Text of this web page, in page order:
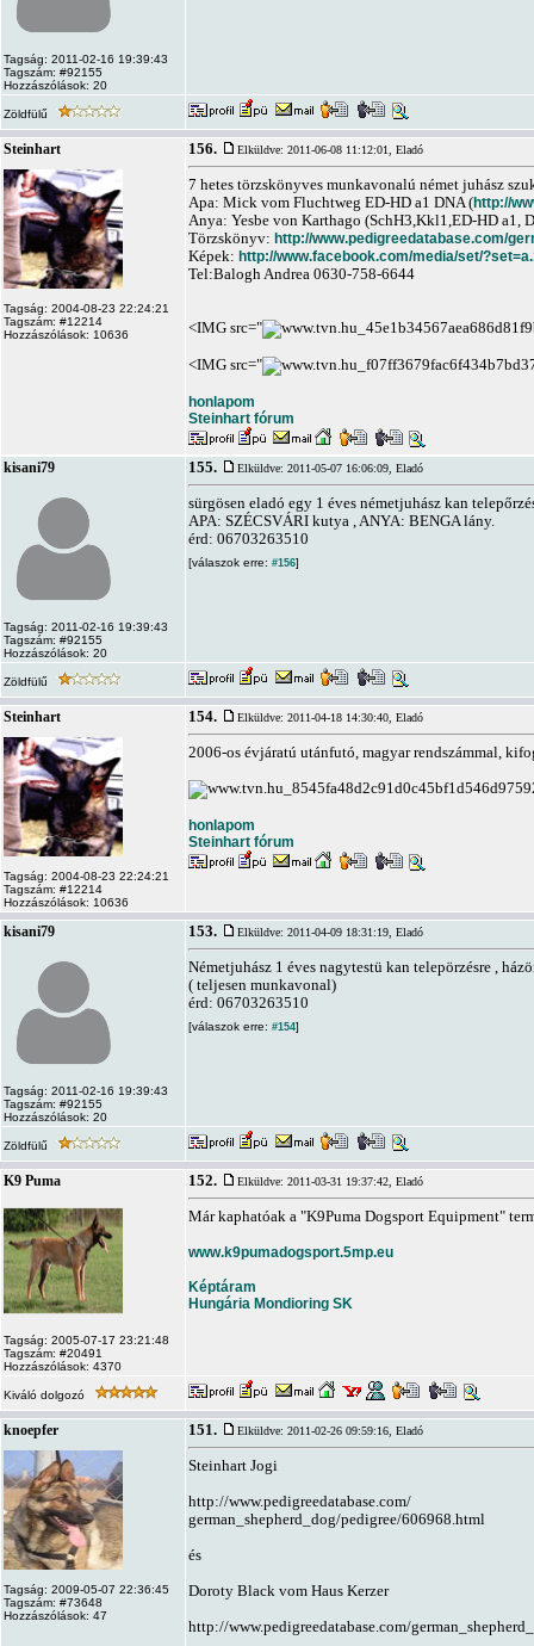
Tagság: 2011-02-16 19:39:43
Tagszám: #92155
Hozzászólások: 20
Zöldfülű
Steinhart
Tagság: 2004-08-23 22:24:21
Tagszám: #12214
Hozzászólások: 10636
156. Elküldve: 2011-06-08 11:12:01, Eladó
7 hetes törzskönyves munkavonalú német juhász
Apa: Mick vom Fluchtweg ED-HD a1 DNA (http://
Anya: Yesbe von Karthago (SchH3,Kkl1,ED-HD a1,
Törzskönyv: http://www.pedigreedatabase.com/
Képek: http://www.facebook.com/media/set/
Tel:Balogh Andrea 0630-758-6644
<IMG src="
<IMG src="
honlapom
Steinhart fórum
kisani79
Tagság: 2011-02-16 19:39:43
Tagszám: #92155
Hozzászólások: 20
155. Elküldve: 2011-05-07 16:06:09, Eladó
sürgösen eladó egy 1 éves németjuhász kan
APA: SZÉCSVÁRI kutya , ANYA: BENGA lány.
érd: 06703263510
[válaszok erre: #156]
Zöldfülű
Steinhart
Tagság: 2004-08-23 22:24:21
Tagszám: #12214
Hozzászólások: 10636
154. Elküldve: 2011-04-18 14:30:40, Eladó
2006-os évjáratú utánfutó, magyar rendszámmal,
honlapom
Steinhart fórum
kisani79
Tagság: 2011-02-16 19:39:43
Tagszám: #92155
Hozzászólások: 20
153. Elküldve: 2011-04-09 18:31:19, Eladó
Németjuhász 1 éves nagytestü kan telepörzésre ,
( teljesen munkavonal)
érd: 06703263510
[válaszok erre: #154]
Zöldfülű
K9 Puma
Tagság: 2005-07-17 23:21:48
Tagszám: #20491
Hozzászólások: 4370
152. Elküldve: 2011-03-31 19:37:42, Eladó
Már kaphatóak a "K9Puma Dogsport Equipment"
www.k9pumadogsport.5mp.eu
Képtáram
Hungária Mondioring SK
Kiváló dolgozó
knoepfer
Tagság: 2009-05-07 22:36:45
Tagszám: #73648
Hozzászólások: 47
151. Elküldve: 2011-02-26 09:59:16, Eladó
Steinhart Jogi
http://www.pedigreedatabase.com/
german_shepherd_dog/pedigree/606968.html
és
Doroty Black vom Haus Kerzer
http://www.pedigreedatabase.com/